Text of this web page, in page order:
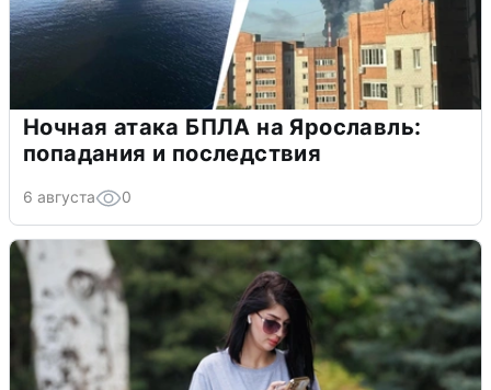
Ночная атака БПЛА на Ярославль:
попадания и последствия
6 августа 0